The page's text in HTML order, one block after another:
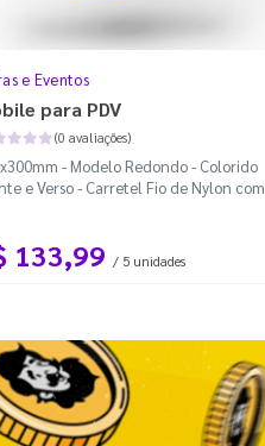
e Eventos
para PDV
(0 avaliações)
- Modelo Redondo - Colorido
e Verso - Carretel Fio de Nylon com
133,99 / 5 unidades